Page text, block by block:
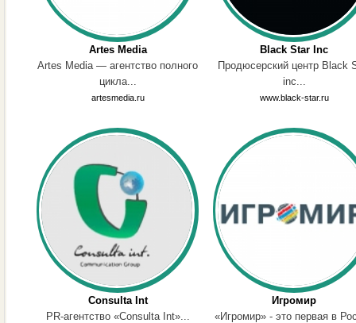
Artes Media
Artes Media — агентство полного
цикла...
artesmedia.ru
Black Star Inc
Продюсерский центр Black
inc...
www.black-star.ru
Consulta Int
PR-агентство «Consulta Int»...
Игромир
«Игромир» - это первая в